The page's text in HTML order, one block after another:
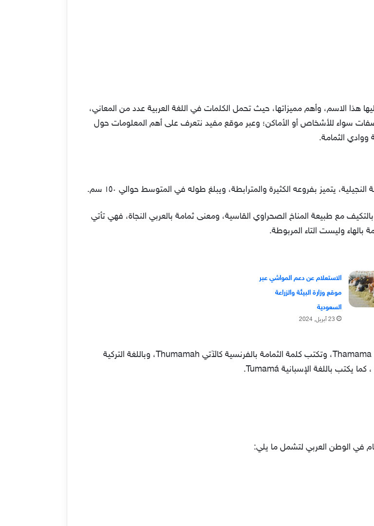
هذا الاسم، وأهم مميزاتها، حيث تحمل الكلمات في اللغة العربية عدد من المعاني،
سواء للأشخاص أو الأماكن؛ وعبر موقع مفيد نتعرف على أهم المعلومات حول
ووادي الثمامة.
يتميز بفروعه الكثيرة والمترابطة، ويبلغ طوله في المتوسط حوالي ١٥٠ سم.
مع طبيعة المناخ الصحراوي القاسية، ومعنى ثمامة بالعربي النجاة، فهي تأتي
بالهاء وليست التاء المربوطة.
الاستعلام عن دعم المواشي عبر
موقع وزارة البيئة والزراعة
السعودية
23 أبريل, 2024
يمكن كتابة اسم الثمامة بالانجليزي كالآتي Thamamma، أو Thamama، وتكتب كلمة الثمامة بالفرنسية كالآتي Thumamah، وباللغة التركية
في الوطن العربي لتشمل ما يلي: